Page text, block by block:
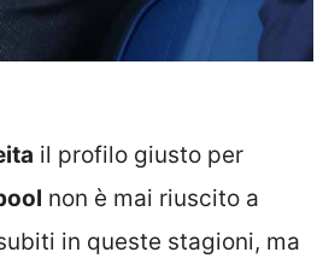
il profilo giusto per
non è mai riuscito a
in queste stagioni, ma